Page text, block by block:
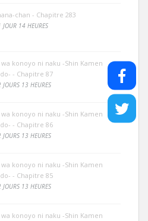
chan - Chapitre 283
14 HEURES
konoyo ni naku -Shin Kamen
- Chapitre 87
13 HEURES
konoyo ni naku -Shin Kamen
- Chapitre 86
13 HEURES
konoyo ni naku -Shin Kamen
- Chapitre 85
13 HEURES
konoyo ni naku -Shin Kamen